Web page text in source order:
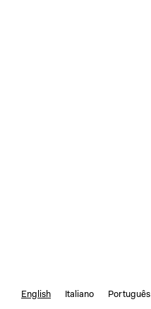
English Italiano Português